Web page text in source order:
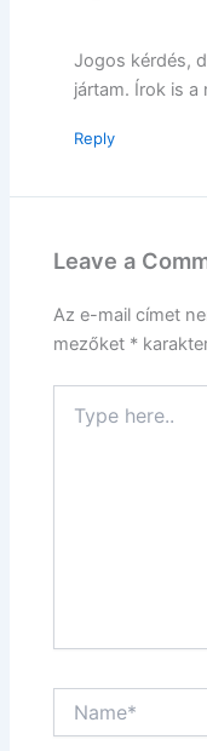
Jogos kérdés,
jártam. Írok is
Reply
Leave a
Az e-mail címet
mezőket *
here..